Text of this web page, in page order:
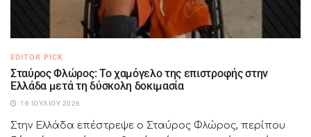
EDITOR PICK
Σταύρος Φλώρος: Το χαμόγελο της επιστροφής στην
Ελλάδα μετά τη δύσκολη δοκιμασία
16 ΙΟΥΛΊΟΥ 2026
Στην Ελλάδα επέστρεψε ο Σταύρος Φλώρος, περίπου